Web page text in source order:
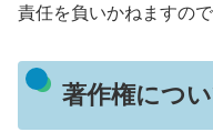
責任を負いかねますの
著作権につ